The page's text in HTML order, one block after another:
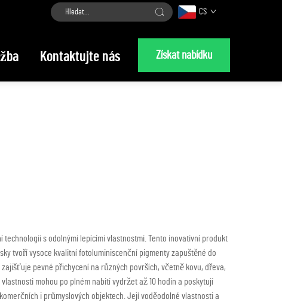
CS
Kontaktujte nás Získat nabídku
s odolnými lepícími vlastnostmi. Tento inovativní produkt
tvoří vysoce kvalitní fotoluminiscenční pigmenty zapuštěné do
pevné přichycení na různých površích, včetně kovu, dřeva,
mohou po plném nabití vydržet až 10 hodin a poskytují
i průmyslových objektech. Její voděodolné vlastnosti a